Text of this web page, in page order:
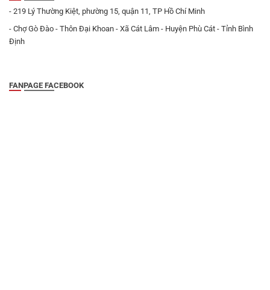
- 219 Lý Thường Kiệt, phường 15, quận 11, TP Hồ Chí Minh
- Chợ Gò Đào - Thôn Đại Khoan - Xã Cát Lâm - Huyện Phù Cát - Tỉnh Bình
Định
FANPAGE FACEBOOK